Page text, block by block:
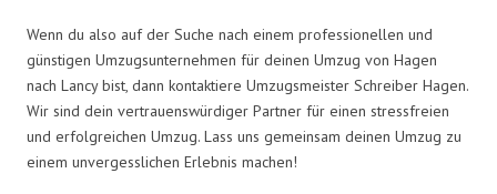
Wenn du also auf der Suche nach einem professionellen und
günstigen Umzugsunternehmen für deinen Umzug von Hagen
nach Lancy bist, dann kontaktiere Umzugsmeister Schreiber Hagen.
Wir sind dein vertrauenswürdiger Partner für einen stressfreien
und erfolgreichen Umzug. Lass uns gemeinsam deinen Umzug zu
einem unvergesslichen Erlebnis machen!